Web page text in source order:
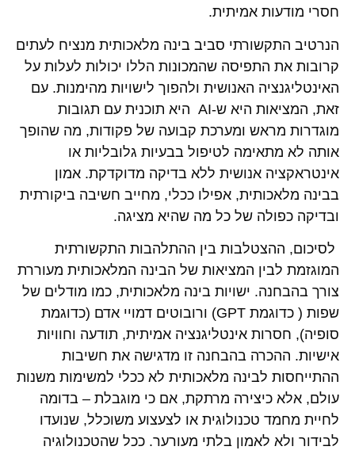
חסרי מודעות אמיתית.
הנרטיב התקשורתי סביב בינה מלאכותית מנציח לעתים
קרובות את התפיסה שהמכונות הללו יכולות לעלות על
האינטליגנציה האנושית ולהפוך לישויות מהימנות. עם
זאת, המציאות היא ש-AI היא תוכנית עם תגובות
מוגדרות מראש ומערכת קבועה של פקודות, מה שהופך
אותה לא מתאימה לטיפול בבעיות גלובליות או
אינטראקציה אנושית ללא בדיקה מדוקדקת. אמון
בבינה מלאכותית, אפילו ככלי, מחייב חשיבה ביקורתית
ובדיקה כפולה של כל מה שהיא מציגה.
לסיכום, ההצטלבות בין ההתלהבות התקשורתית
המוגזמת לבין המציאות של הבינה המלאכותית מעוררת
צורך בהבחנה. ישויות בינה מלאכותית, כמו מודלים של
שפות ( כדוגמת GPT) ורובוטים דמויי אדם (כדוגמת
סופיה), חסרות אינטליגנציה אמיתית, תודעה וחוויות
אישיות. ההכרה בהבחנה זו מדגישה את חשיבות
ההתייחסות לבינה מלאכותית לא ככלי למשימות משנות
עולם, אלא כיצירה מרתקת, אם כי מוגבלת – בדומה
לחיית מחמד טכנולוגית או לצעצוע משוכלל, שנועדו
לבידור ולא לאמון בלתי מעורער. ככל שהטכנולוגיה